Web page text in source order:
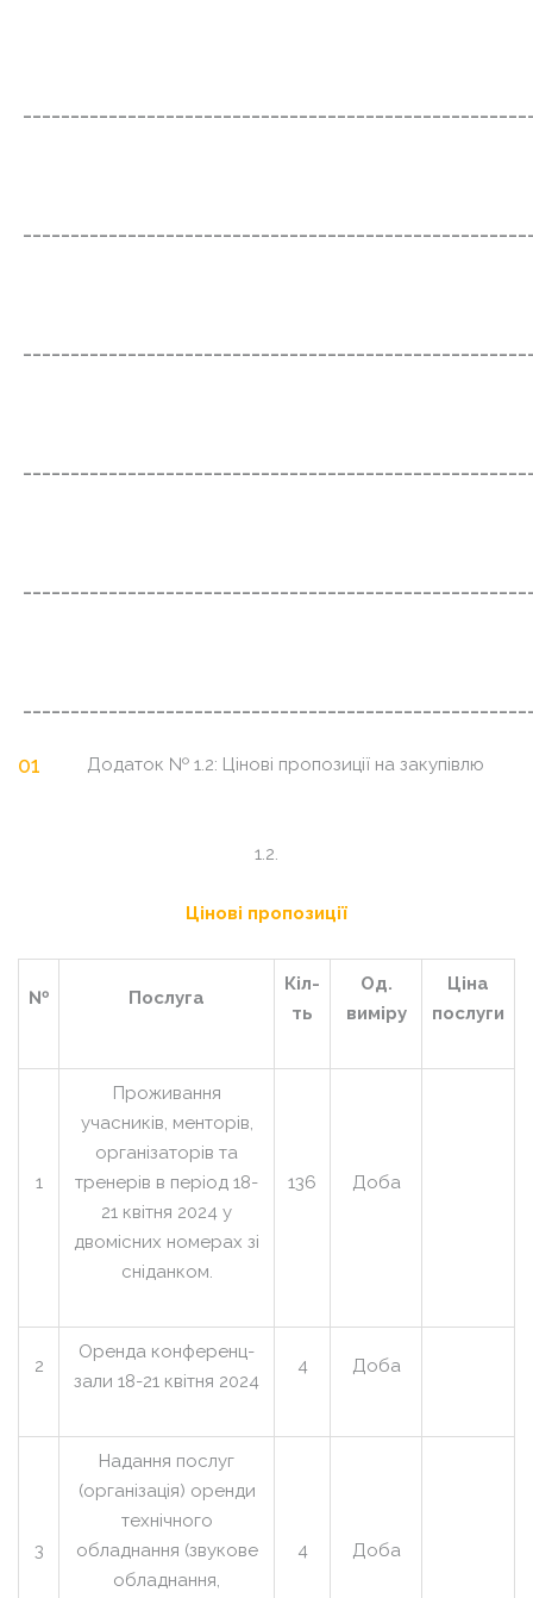
Додаток № 1.2: Цінові пропозиції на закупівлю
1.2.
Цінові пропозиції
№ Послуга
Кіл-
ть
Од.
виміру
Ціна
послуги
1
Проживання
учасників, менторів,
організаторів та
тренерів в період 18-
21 квітня 2024 у
двомісних номерах зі
сніданком.
136 Доба
2
Оренда конференц-
зали 18-21 квітня 2024
4 Доба
3
Надання послуг
(організація) оренди
технічного
обладнання (звукове
обладнання,
4 Доба